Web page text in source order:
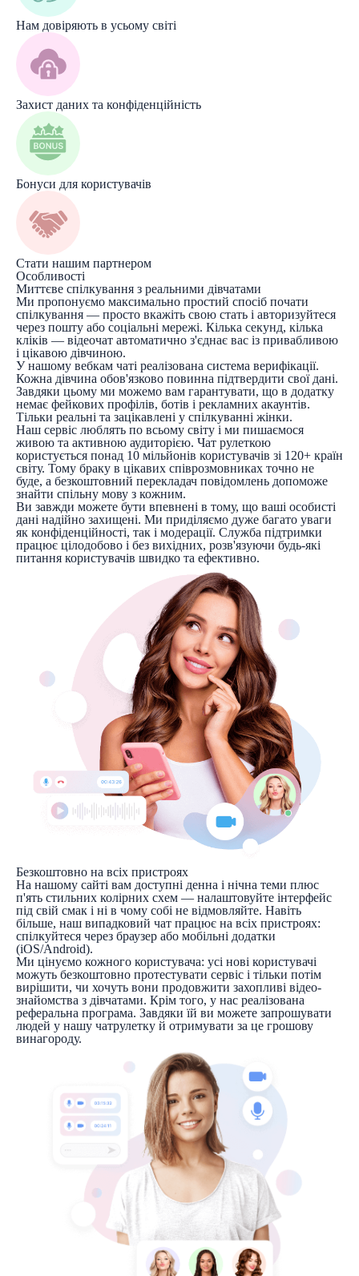
Нам довіряють в усьому світі
Захист даних та конфіденційність
Бонуси для користувачів
Стати нашим партнером
Особливості
Миттєве спілкування з реальними дівчатами
Ми пропонуємо максимально простий спосіб почати
спілкування — просто вкажіть свою стать і авторизуйтеся
через пошту або соціальні мережі. Кілька секунд, кілька
кліків — відеочат автоматично з'єднає вас із привабливою
і цікавою дівчиною.
У нашому вебкам чаті реалізована система верифікації.
Кожна дівчина обов'язково повинна підтвердити свої дані.
Завдяки цьому ми можемо вам гарантувати, що в додатку
немає фейкових профілів, ботів і рекламних акаунтів.
Тільки реальні та зацікавлені у спілкуванні жінки.
Наш сервіс люблять по всьому світу і ми пишаємося
живою та активною аудиторією. Чат рулеткою
користується понад 10 мільйонів користувачів зі 120+ країн
світу. Тому браку в цікавих співрозмовниках точно не
буде, а безкоштовний перекладач повідомлень допоможе
знайти спільну мову з кожним.
Ви завжди можете бути впевнені в тому, що ваші особисті
дані надійно захищені. Ми приділяємо дуже багато уваги
як конфіденційності, так і модерації. Служба підтримки
працює цілодобово і без вихідних, розв'язуючи будь-які
питання користувачів швидко та ефективно.
Безкоштовно на всіх пристроях
На нашому сайті вам доступні денна і нічна теми плюс
п'ять стильних колірних схем — налаштовуйте інтерфейс
під свій смак і ні в чому собі не відмовляйте. Навіть
більше, наш випадковий чат працює на всіх пристроях:
спілкуйтеся через браузер або мобільні додатки
(iOS/Android).
Ми цінуємо кожного користувача: усі нові користувачі
можуть безкоштовно протестувати сервіс і тільки потім
вирішити, чи хочуть вони продовжити захопливі відео-
знайомства з дівчатами. Крім того, у нас реалізована
реферальна програма. Завдяки їй ви можете запрошувати
людей у нашу чатрулетку й отримувати за це грошову
винагороду.